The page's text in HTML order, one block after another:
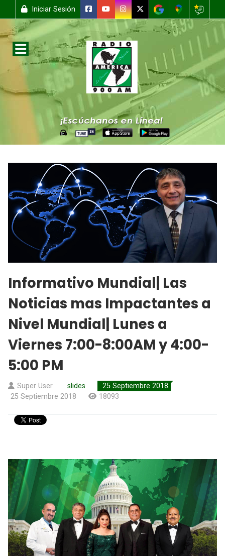
Iniciar Sesión
Informativo Mundial| Las
Noticias mas Impactantes a
Nivel Mundial| Lunes a
Viernes 7:00-8:00AM y 4:00-
5:00 PM
Super User slides
25 Septiembre 2018
25 Septiembre 2018
18093